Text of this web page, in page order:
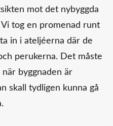
mot det nybyggda
tog en promenad runt
in i ateljéerna där de
perukerna. Det måste
byggnaden är
skall tydligen kunna gå